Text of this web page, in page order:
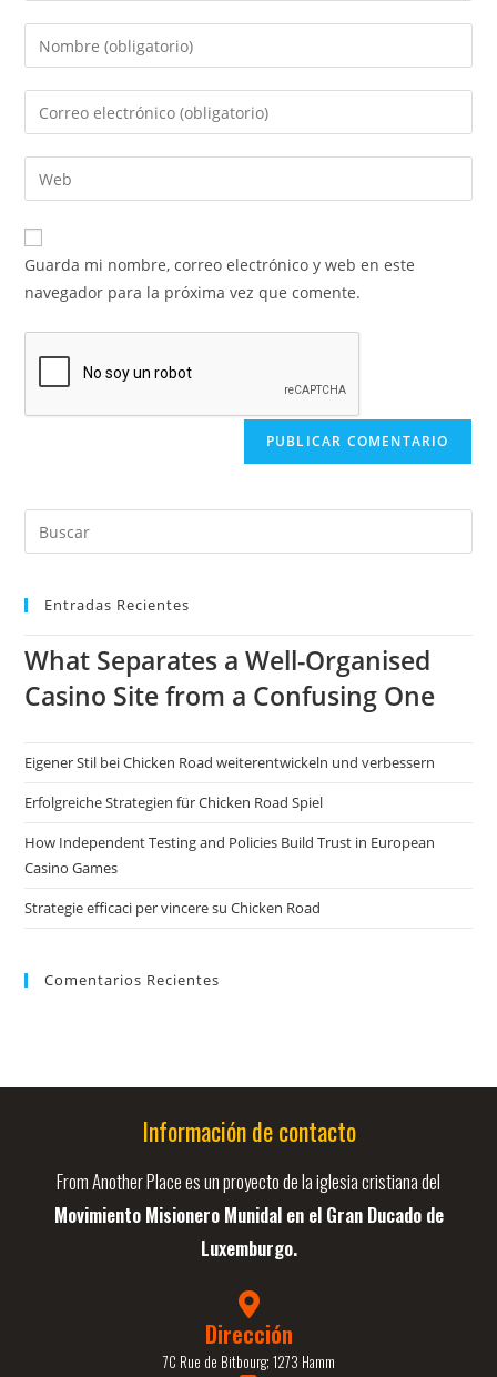
Guarda mi nombre, correo electrónico y web en este
navegador para la próxima vez que comente.
Entradas Recientes
What Separates a Well-Organised
Casino Site from a Confusing One
Eigener Stil bei Chicken Road weiterentwickeln und verbessern
Erfolgreiche Strategien für Chicken Road Spiel
How Independent Testing and Policies Build Trust in European
Casino Games
Strategie efficaci per vincere su Chicken Road
Comentarios Recientes
Información de contacto
From Another Place es un proyecto de la iglesia cristiana del
Movimiento Misionero Munidal en el Gran Ducado de
Luxemburgo.
Dirección
7C Rue de Bitbourg; 1273 Hamm